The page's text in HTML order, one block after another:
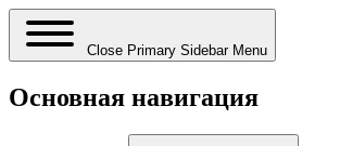
Close Primary Sidebar Menu
Основная навигация